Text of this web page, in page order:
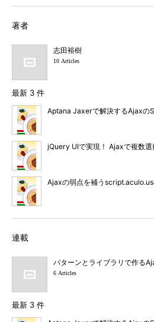
著者
志田裕樹
10 Articles
最新 3 件
Aptana Jaxerで解決するAjaxの
jQuery UIで実現！ Ajaxで複数
Ajaxの弱点を補うscript.aculo.us
連載
パターンとライブラリで作る
6 Articles
最新 3 件